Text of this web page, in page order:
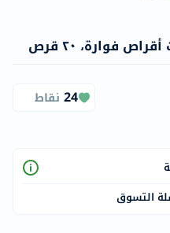
فوارة، ٢٠ قرص
24 نقاط
التسوق